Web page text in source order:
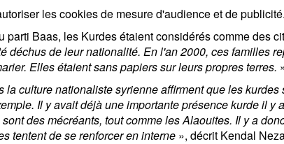
les cookies de mesure d'audience et de publicité.
Baas, les Kurdes étaient considérés comme des
déchus de leur nationalité. En l'an 2000, ces familles
Elles étaient sans papiers sur leurs propres terres.
culture nationaliste syrienne affirment que les
Il y avait déjà une importante présence kurde il
des mécréants, tout comme les Alaouites. Il y a
tentent de se renforcer en interne », décrit Kendal